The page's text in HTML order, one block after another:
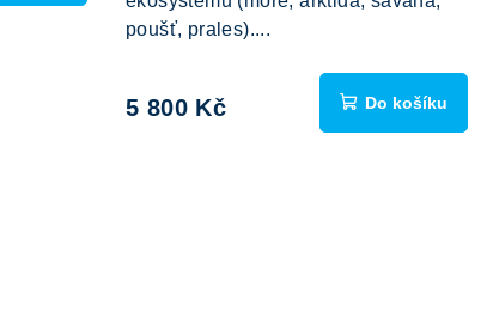
5 800 Kč Do košíku
poušť, prales)....